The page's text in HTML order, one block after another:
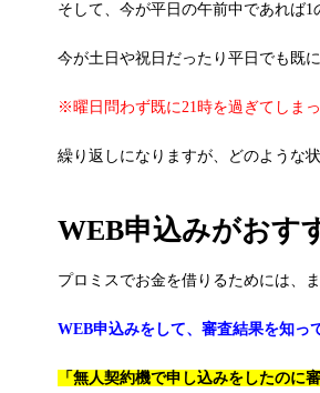
そして、今が平日の午前中であれば1
今が土日や祝日だったり平日でも既
※曜日問わず既に21時を過ぎてしま
繰り返しになりますが、どのような
WEB申込みがおす
プロミスでお金を借りるためには、
WEB申込みをして、審査結果を知っ
「無人契約機で申し込みをしたの